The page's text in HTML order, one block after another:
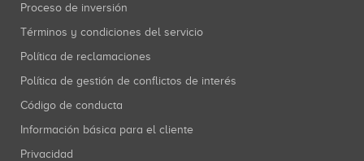
Proceso de inversión
Términos y condiciones del servicio
Política de reclamaciones
Política de gestión de conflictos de interés
Código de conducta
Información básica para el cliente
Privacidad